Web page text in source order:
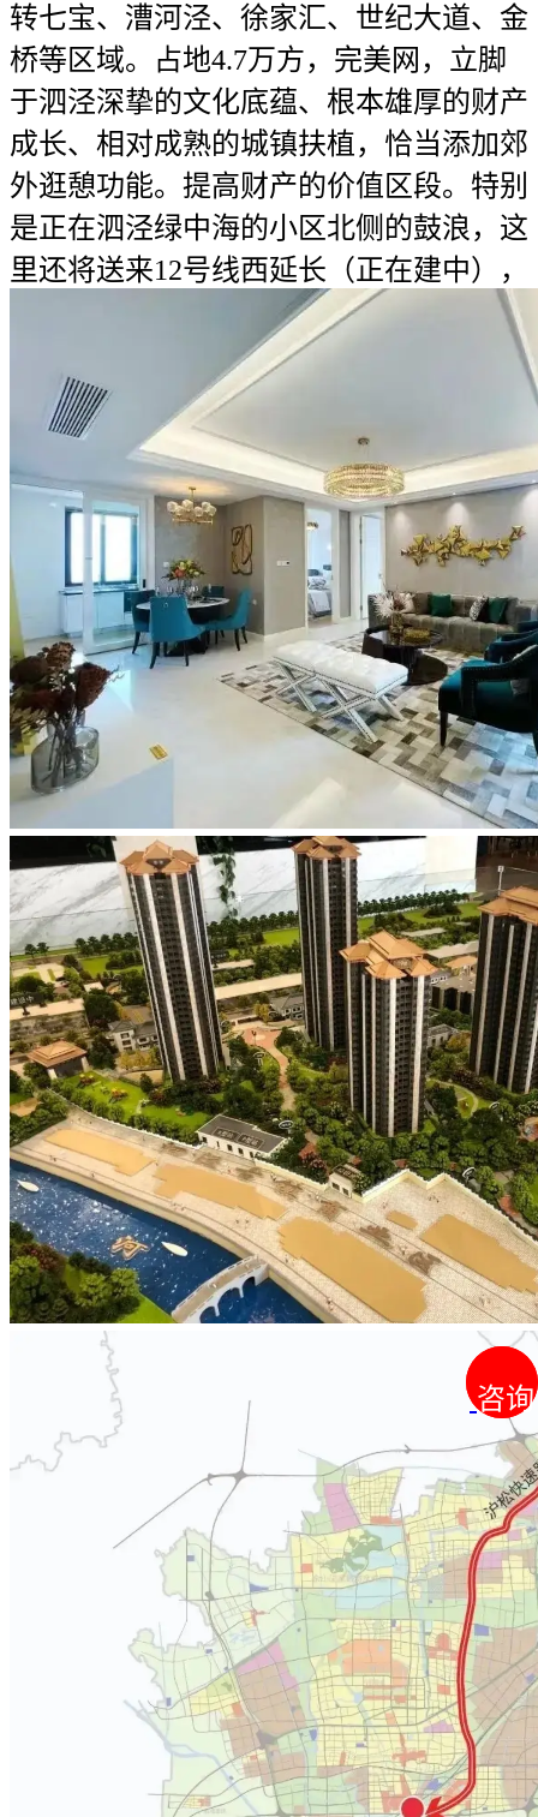
咨询
咨询
转七宝、漕河泾、徐家汇、世纪大道、金
桥等区域。占地4.7万方，完美网，立脚
于泗泾深挚的文化底蕴、根本雄厚的财产
成长、相对成熟的城镇扶植，恰当添加郊
外逛憩功能。提高财产的价值区段。特别
是正在泗泾绿中海的小区北侧的鼓浪，这
里还将送来12号线西延长（正在建中），